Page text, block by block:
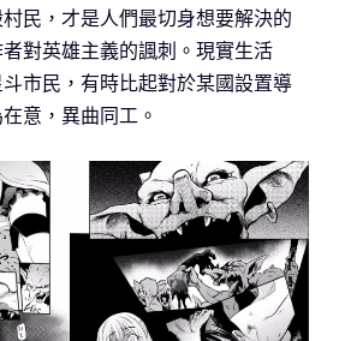
民，才是人們最切身想要解決的
對英雄主義的諷刺。現實生活
市民，有時比起對於某國設置導
意，異曲同工。